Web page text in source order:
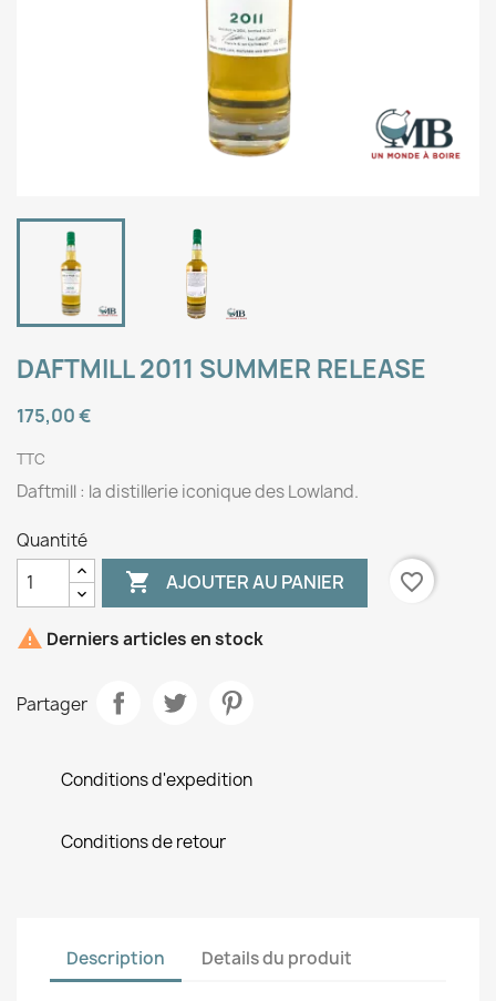
DAFTMILL 2011 SUMMER RELEASE
175,00 €
TTC
Daftmill : la distillerie iconique des Lowland.
Quantité
 AJOUTER AU PANIER favorite_border
 Derniers articles en stock
Partager
Conditions d'expedition
Conditions de retour
Description Details du produit